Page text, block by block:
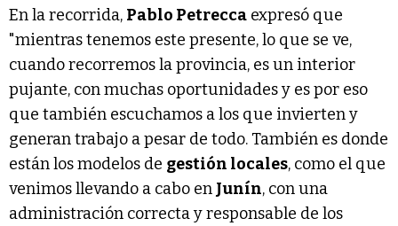
En la recorrida, Pablo Petrecca expresó que
"mientras tenemos este presente, lo que se ve,
cuando recorremos la provincia, es un interior
pujante, con muchas oportunidades y es por eso
que también escuchamos a los que invierten y
generan trabajo a pesar de todo. También es donde
están los modelos de gestión locales, como el que
venimos llevando a cabo en Junín, con una
administración correcta y responsable de los